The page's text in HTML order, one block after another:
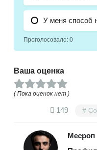
У меня способ
Проголосовало: 0
Ваша оценка
( Пока оценок нет )
149
Месроп